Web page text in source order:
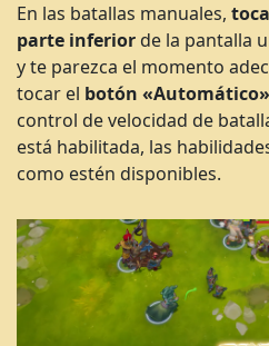
En las batallas manuales,
parte inferiorde la pantalla
y te parezca el momento
tocar el botón
control de velocidad de
está habilitada, las
como estén disponibles.